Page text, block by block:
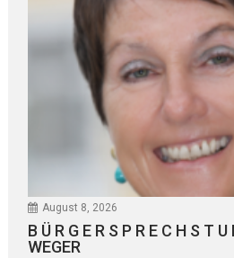
August 8, 2026
B Ü R G E R S P R E C H S T
WEGER